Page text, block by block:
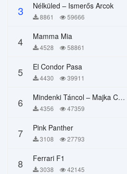
3 Nélküled – Ismerős Arcok
8861 59666
4 Mamma Mia
4528 58861
5 El Condor Pasa
4430 39911
6 Mindenki Táncol – Majka Curtis, Péter Majoros
4356 47359
7 Pink Panther
3108 27793
8 Ferrari F1
3038 42145